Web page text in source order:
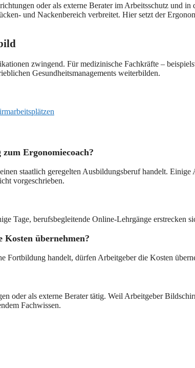
oder als externe Berater im Arbeitsschutz und
und Nackenbereich verbreitet. Hier setzt der
zwingend. Für medizinische Fachkräfte –
Gesundheitsmanagements weiterbilden.
Ergonomiecoach?
staatlich geregelten Ausbildungsberuf handelt.
vorgeschrieben.
Tage, berufsbegleitende Online-Lehrgänge erstrecken
übernehmen?
Fortbildung handelt, dürfen Arbeitgeber die Kosten
oder als externe Berater tätig. Weil Arbeitgeber
Fachwissen.